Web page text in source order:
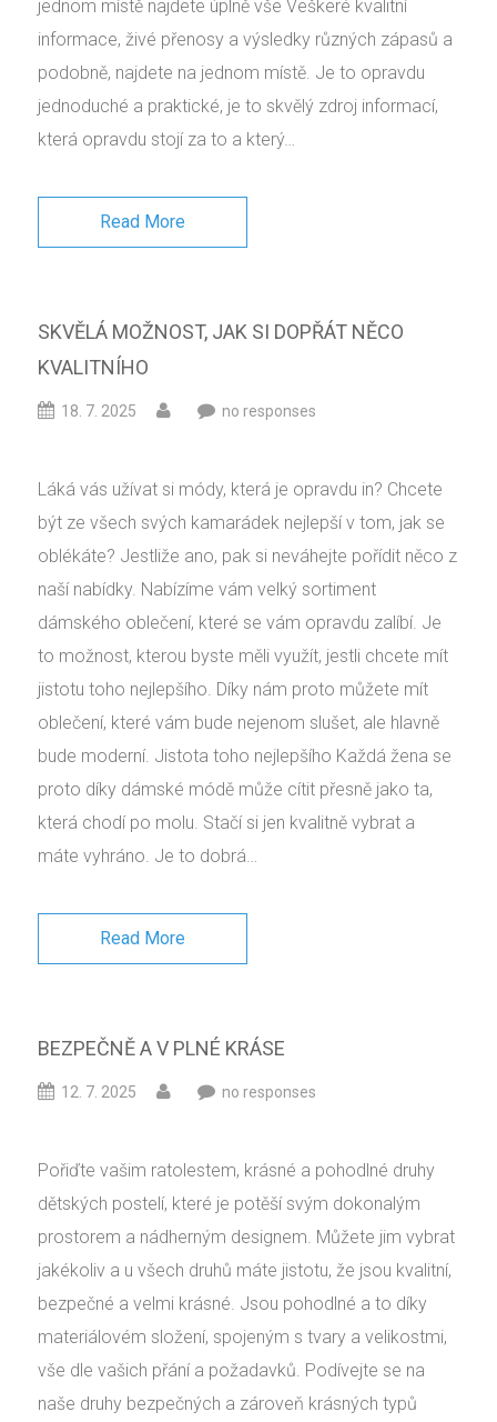
jednom místě najdete úplně vše Veškeré kvalitní
informace, živé přenosy a výsledky různých zápasů a
podobně, najdete na jednom místě. Je to opravdu
jednoduché a praktické, je to skvělý zdroj informací,
která opravdu stojí za to a který…
Read More
SKVĚLÁ MOŽNOST, JAK SI DOPŘÁT NĚCO
KVALITNÍHO
18. 7. 2025 no responses
Láká vás užívat si módy, která je opravdu in? Chcete
být ze všech svých kamarádek nejlepší v tom, jak se
oblékáte? Jestliže ano, pak si neváhejte pořídit něco z
naší nabídky. Nabízíme vám velký sortiment
dámského oblečení, které se vám opravdu zalíbí. Je
to možnost, kterou byste měli využít, jestli chcete mít
jistotu toho nejlepšího. Díky nám proto můžete mít
oblečení, které vám bude nejenom slušet, ale hlavně
bude moderní. Jistota toho nejlepšího Každá žena se
proto díky dámské módě může cítit přesně jako ta,
která chodí po molu. Stačí si jen kvalitně vybrat a
máte vyhráno. Je to dobrá…
Read More
BEZPEČNĚ A V PLNÉ KRÁSE
12. 7. 2025 no responses
Pořiďte vašim ratolestem, krásné a pohodlné druhy
dětských postelí, které je potěší svým dokonalým
prostorem a nádherným designem. Můžete jim vybrat
jakékoliv a u všech druhů máte jistotu, že jsou kvalitní,
bezpečné a velmi krásné. Jsou pohodlné a to díky
materiálovém složení, spojeným s tvary a velikostmi,
vše dle vašich přání a požadavků. Podívejte se na
naše druhy bezpečných a zároveň krásných typů